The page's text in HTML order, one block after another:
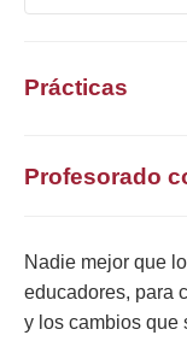
Prácticas
Profesorado
Nadie mejor que
educadores, para
y los cambios que